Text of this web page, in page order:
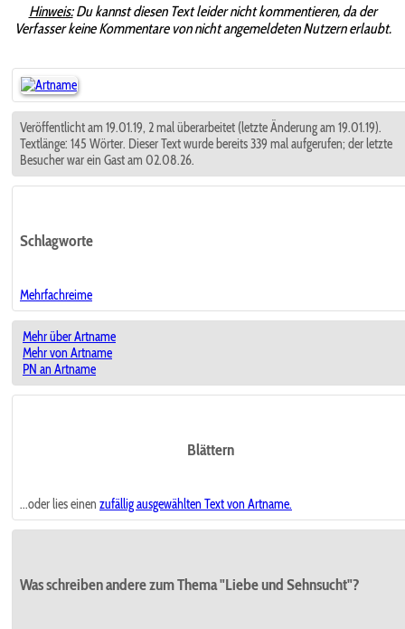
Hinweis:Du kannst diesen Text leider nicht kommentieren, da der
Verfasser keine Kommentare von nicht angemeldeten Nutzern erlaubt.
Veröffentlicht am 19.01.19, 2 mal überarbeitet (letzte Änderung am 19.01.19).
Textlänge: 145 Wörter. Dieser Text wurde bereits 339 mal aufgerufen; der letzte
Besucher war ein Gast am 02.08.26.
Schlagworte
Mehrfachreime
Mehr über Artname
Mehr von Artname
PN an Artname
Blättern
...oder lies einen zufällig ausgewählten Text von Artname.
Was schreiben andere zum Thema "Liebe und Sehnsucht"?